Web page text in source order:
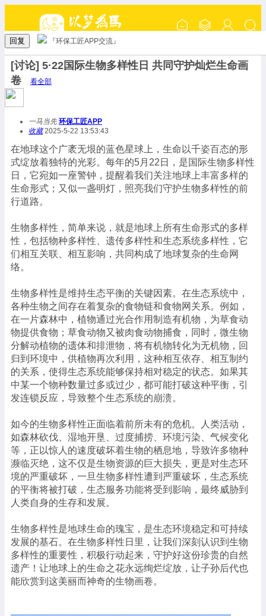
回复 『环保工匠APP交流』
[讨论] 5·22国际生物多样性日 共同守护灿烂生命画
卷
看全部
一马当先 环保工匠APP
收藏2025-5-22 13:53:43
在地球这个广袤无垠的蓝色星球上，生命以千姿百态的形
式绽放着独特的光彩。每年的5月22日，是国际生物多样性
日，它宛如一座警钟，提醒着我们关注地球上丰富多样的
生命形式；又似一盏明灯，照亮我们守护生物多样性的前
行道路。
生物多样性，简单来说，就是地球上所有生命形式的多样
性，包括物种多样性、遗传多样性和生态系统多样性，它
们相互关联、相互影响，共同构成了地球复杂的生命网
络。
生物多样性是维持生态平衡的关键因素。在生态系统中，
各种生物之间存在着复杂的食物链和食物网关系。例如，
在一片森林中，植物通过光合作用制造有机物，为草食动
物提供食物；草食动物又被肉食动物捕食，同时，微生物
分解动植物的遗体和排泄物，将有机物转化为无机物，回
归到环境中，供植物再次利用，这种相互依存、相互制约
的关系，使得生态系统能够保持相对稳定的状态。如果其
中某一个物种数量过多或过少，都可能打破这种平衡，引
发连锁反应，导致整个生态系统的崩溃。
如今的生物多样性正面临着前所未有的危机。人类活动，
如森林砍伐、湿地开垦、过度捕捞、环境污染、气候变化
等，正以惊人的速度破坏着生物的栖息地，导致许多物种
濒临灭绝，这不仅是生物资源的巨大损失，更是对生态环
境的严重破坏，一旦生物多样性遭到严重破坏，生态系统
的平衡将被打破，生态服务功能将受到影响，最终威胁到
人类自身的生存和发展。
生物多样性是地球生命的瑰宝，是生态环境稳定和可持续
发展的基石。在生物多样性日里，让我们深刻认识到生物
多样性的重要性，积极行动起来，守护好这份珍贵的自然
遗产！让地球上的生命之花永远绚烂绽放，让子孙后代也
能欣赏到这美丽而神奇的生物画卷。